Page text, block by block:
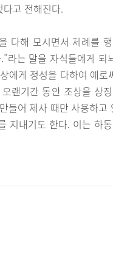
고 전해진다.
다해 모시면서 제례를
라는 말을 자식들에게 되
에게 정성을 다하여 예로
랜기간 동안 조상을 상
들어 제사 때만 사용하고
지내기도 한다. 이는 하